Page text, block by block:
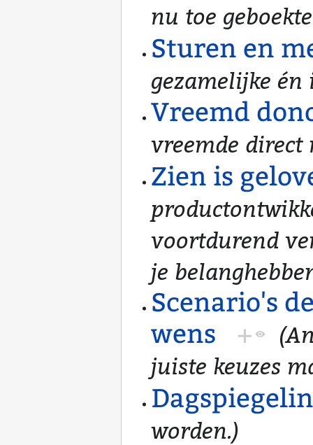
nu toe
Sturen en
gezamelijke
Vreemd
vreemde direct
Zien is
voortdurend
je
Scenario's
wens
+
juiste keuzes
worden.)